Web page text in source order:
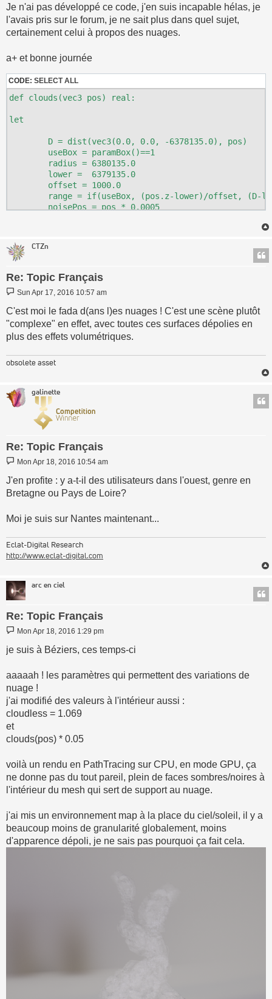
Je n'ai pas développé ce code, j'en suis incapable hélas, je
l'avais pris sur le forum, je ne sait plus dans quel sujet,
certainement celui à propos des nuages.
a+ et bonne journée
CODE: SELECT ALL
def clouds(vec3 pos) real:
let
	noisePos = pos * 0.0005
#	curve = pow(range, noize)
	curve = pow(range, paramPower())
	S = sin(range * 3.1416)
#	radius = radius + noize * offset * 0.5
	aboveClouds = if(useBox, pos.z>radius, D>radius)
	belowClouds = if(useBox, pos.z<lower, D<lower)
	paramShapeShift = fbm01(noisePos * 6.0, 4)
	shaping = (curve) * (1.0 - paramShapeShift) + (1.0 - curve) * paramShapeShift
	signal = S * noize - (shaping * paramShapeStrength()) + paramOffset()
	cloudless = 0.06
	if(	aboveClouds,
		cloudless,
		if(	belowClouds,
			cloudless,
			clouds
		)
def eval(vec3 pos) vec3:
		clouds(pos) * 0.025
	)
CTZn
Re: Topic Français
Post
Sun Apr 17, 2016 10:57 am
C'est moi le fada d(ans l)es nuages ! C'est une scène plutôt
"complexe" en effet, avec toutes ces surfaces dépolies en
plus des effets volumétriques.
obsolete asset
galinette
Re: Topic Français
Post
Mon Apr 18, 2016 10:54 am
J'en profite : y a-t-il des utilisateurs dans l'ouest, genre en
Bretagne ou Pays de Loire?
Moi je suis sur Nantes maintenant...
Eclat-Digital Research
http://www.eclat-digital.com
arc en ciel
Re: Topic Français
Post
Mon Apr 18, 2016 1:29 pm
je suis à Béziers, ces temps-ci
aaaaah ! les paramètres qui permettent des variations de
nuage !
j'ai modifié des valeurs à l'intérieur aussi :
cloudless = 1.069
et
clouds(pos) * 0.05
voilà un rendu en PathTracing sur CPU, en mode GPU, ça
ne donne pas du tout pareil, plein de faces sombres/noires à
l'intérieur du mesh qui sert de support au nuage.
j'ai mis un environnement map à la place du ciel/soleil, il y a
beaucoup moins de granularité globalement, moins
d'apparence dépoli, je ne sais pas pourquoi ça fait cela.